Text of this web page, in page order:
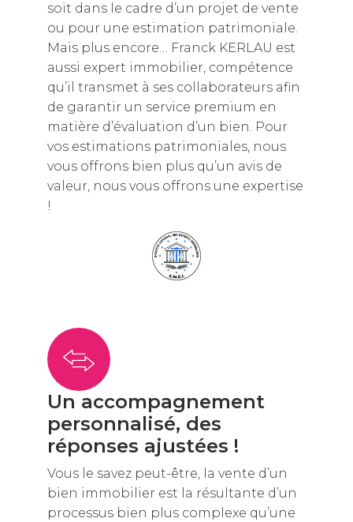
soit dans le cadre d’un projet de vente
ou pour une estimation patrimoniale.
Mais plus encore… Franck KERLAU est
aussi expert immobilier, compétence
qu’il transmet à ses collaborateurs afin
de garantir un service premium en
matière d’évaluation d’un bien. Pour
vos estimations patrimoniales, nous
vous offrons bien plus qu’un avis de
valeur, nous vous offrons une expertise
!
Un accompagnement
personnalisé, des
réponses ajustées !
Vous le savez peut-être, la vente d’un
bien immobilier est la résultante d’un
processus bien plus complexe qu’une